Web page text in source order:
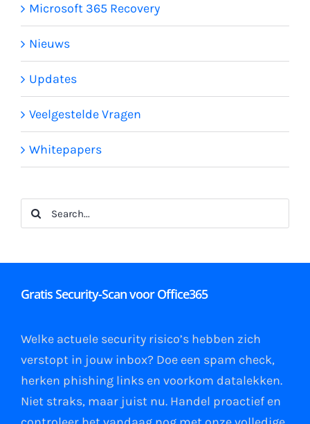
Microsoft 365 Recovery
Nieuws
Updates
Veelgestelde Vragen
Whitepapers
Search
for:
Gratis Security-Scan voor Office365
Welke actuele security risico’s hebben zich
verstopt in jouw inbox? Doe een spam check,
herken phishing linksen voorkom datalekken.
Niet straks, maar juist nu. Handel proactief en